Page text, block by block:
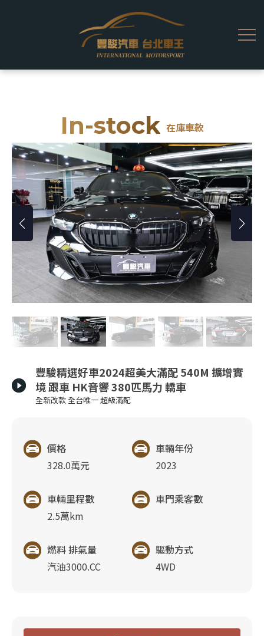
In-stock 在庫車款
豐駿精選好車2024超美大滿配 540M 擴增實
境 跟車 HK音響 380匹馬力 轎車
全新改款 全台唯一 超級滿配
價格
328.0萬元
車輛年份
2023
車輛里程數
2.5萬km
車門乘客數
燃料 排氣量
汽油3000.CC
驅動方式
4WD